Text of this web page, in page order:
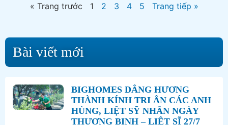
« Trang trước 1 2 3 4 5 Trang tiếp »
Bài viết mới
BIGHOMES DÂNG HƯƠNG
THÀNH KÍNH TRI ÂN CÁC ANH
HÙNG, LIỆT SỸ NHÂN NGÀY
THƯƠNG BINH – LIỆT SĨ 27/7